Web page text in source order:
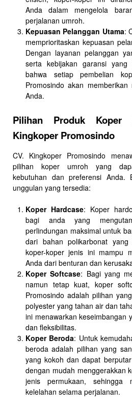
Anda dalam mengelola
perjalanan umroh.
Kepuasan Pelanggan Utama:
memprioritaskan kepuasan
Dengan layanan pelanggan
serta kebijakan garansi
bahwa setiap pembelian
Promosindo akan
Anda.
Pilihan Produk
Kingkoper Promosindo
CV. Kingkoper Promosindo
pilihan koper umroh yang
kebutuhan dan preferensi Anda.
unggulan yang tersedia:
Koper Hardcase: Koper
bagi anda yang
perlindungan maksimal untuk
dari bahan polikarbonat
koper-koper jenis ini mampu
Anda dari benturan dan
Koper Softcase: Bagi yang
namun tetap kuat, koper
Promosindo adalah pilihan
polyester yang tahan air dan
ini menawarkan keseimbangan
dan fleksibilitas.
Koper Beroda: Untuk
beroda adalah pilihan yang
yang kokoh dan dapat
dengan mudah menggerakkan
jenis permukaan, sehingga
kelelahan selama perjalanan.